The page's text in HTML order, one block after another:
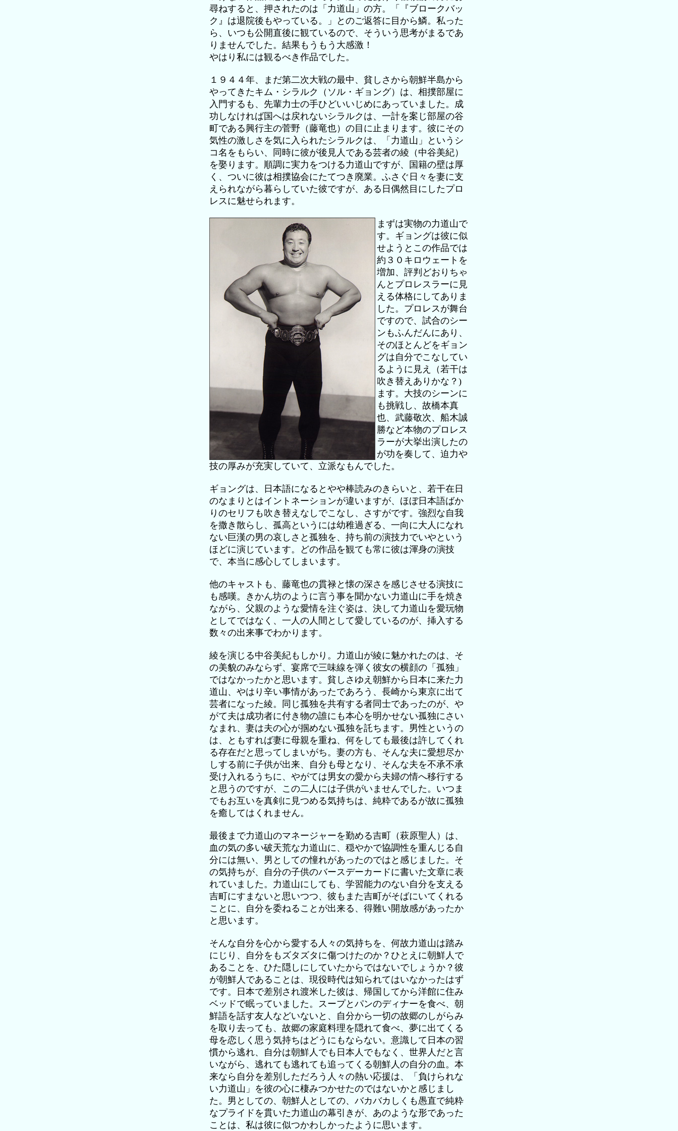
尋ねすると、押されたのは「力道山」の方。「『ブロークバッ
ク』は退院後もやっている。」とのご返答に目から鱗。私った
ら、いつも公開直後に観ているので、そういう思考がまるであ
りませんでした。結果もうもう大感激！
やはり私には観るべき作品でした。
１９４４年、まだ第二次大戦の最中、貧しさから朝鮮半島から
やってきたキム・シラルク（ソル・ギョング）は、相撲部屋に
入門するも、先輩力士の手ひどいいじめにあっていました。成
功しなければ国へは戻れないシラルクは、一計を案じ部屋の谷
町である興行主の菅野（藤竜也）の目に止まります。彼にその
気性の激しさを気に入られたシラルクは、「力道山」というシ
コ名をもらい、同時に彼が後見人である芸者の綾（中谷美紀）
を娶ります。順調に実力をつける力道山ですが、国籍の壁は厚
く、ついに彼は相撲協会にたてつき廃業。ふさぐ日々を妻に支
えられながら暮らしていた彼ですが、ある日偶然目にしたプロ
レスに魅せられます。
まずは実物の力道山で
す。ギョングは彼に似
せようとこの作品では
約３０キロウェートを
増加、評判どおりちゃ
んとプロレスラーに見
える体格にしてありま
した。プロレスが舞台
ですので、試合のシー
ンもふんだんにあり、
そのほとんどをギョン
グは自分でこなしてい
るように見え（若干は
吹き替えありかな？)
ます。大技のシーンに
も挑戦し、故橋本真
也、武藤敬次、船木誠
勝など本物のプロレス
ラーが大挙出演したの
が功を奏して、迫力や
技の厚みが充実していて、立派なもんでした。
ギョングは、日本語になるとやや棒読みのきらいと、若干在日
のなまりとはイントネーションが違いますが、ほぼ日本語ばか
りのセリフも吹き替えなしでこなし、さすがです。強烈な自我
を撒き散らし、孤高というには幼稚過ぎる、一向に大人になれ
ない巨漢の男の哀しさと孤独を、持ち前の演技力でいやという
ほどに演じています。どの作品を観ても常に彼は渾身の演技
で、本当に感心してしまいます。
他のキャストも、藤竜也の貫禄と懐の深さを感じさせる演技に
も感嘆。きかん坊のように言う事を聞かない力道山に手を焼き
ながら、父親のような愛情を注ぐ姿は、決して力道山を愛玩物
としてではなく、一人の人間として愛しているのが、挿入する
数々の出来事でわかります。
綾を演じる中谷美紀もしかり。力道山が綾に魅かれたのは、そ
の美貌のみならず、宴席で三味線を弾く彼女の横顔の「孤独」
ではなかったかと思います。貧しさゆえ朝鮮から日本に来た力
道山、やはり辛い事情があったであろう、長崎から東京に出て
芸者になった綾。同じ孤独を共有する者同士であったのが、や
がて夫は成功者に付き物の誰にも本心を明かせない孤独にさい
なまれ、妻は夫の心が掴めない孤独を託ちます。男性というの
は、ともすれば妻に母親を重ね、何をしても最後は許してくれ
る存在だと思ってしまいがち。妻の方も、そんな夫に愛想尽か
しする前に子供が出来、自分も母となり、そんな夫を不承不承
受け入れるうちに、やがては男女の愛から夫婦の情へ移行する
と思うのですが、この二人には子供がいませんでした。いつま
でもお互いを真剣に見つめる気持ちは、純粋であるが故に孤独
を癒してはくれません。
最後まで力道山のマネージャーを勤める吉町（萩原聖人）は、
血の気の多い破天荒な力道山に、穏やかで協調性を重んじる自
分には無い、男としての憧れがあったのではと感じました。そ
の気持ちが、自分の子供のバースデーカードに書いた文章に表
れていました。力道山にしても、学習能力のない自分を支える
吉町にすまないと思いつつ、彼もまた吉町がそばにいてくれる
ことに、自分を委ねることが出来る、得難い開放感があったか
と思います。
そんな自分を心から愛する人々の気持ちを、何故力道山は踏み
にじり、自分をもズタズタに傷つけたのか？ひとえに朝鮮人で
あることを、ひた隠しにしていたからではないでしょうか？彼
が朝鮮人であることは、現役時代は知られてはいなかったはず
です。日本で差別され渡米した彼は、帰国してから洋館に住み
ベッドで眠っていました。スープとパンのディナーを食べ、朝
鮮語を話す友人などいないと、自分から一切の故郷のしがらみ
を取り去っても、故郷の家庭料理を隠れて食べ、夢に出てくる
母を恋しく思う気持ちはどうにもならない。意識して日本の習
慣から逃れ、自分は朝鮮人でも日本人でもなく、世界人だと言
いながら、逃れても逃れても追ってくる朝鮮人の自分の血。本
来なら自分を差別しただろう人々の熱い応援は、「負けられな
い力道山」を彼の心に棲みつかせたのではないかと感じまし
た。男としての、朝鮮人としての、バカバカしくも愚直で純粋
なプライドを貫いた力道山の幕引きが、あのような形であった
ことは、私は彼に似つかわしかったように思います。